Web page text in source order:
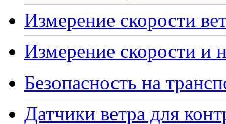
Измерение скорости
Измерение скорости и
Безопасность на
Датчики ветра для